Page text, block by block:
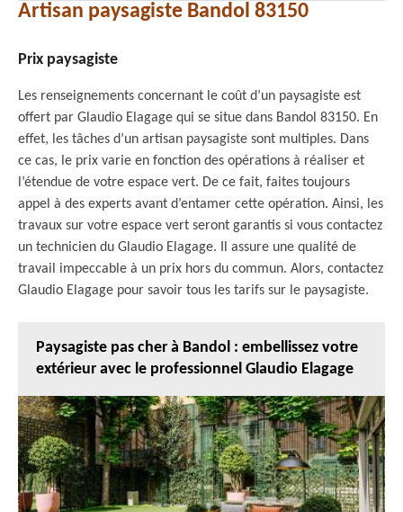
Artisan paysagiste Bandol 83150
Prix paysagiste
Les renseignements concernant le coût d’un paysagiste est
offert par Glaudio Elagage qui se situe dans Bandol 83150. En
effet, les tâches d’un artisan paysagiste sont multiples. Dans
ce cas, le prix varie en fonction des opérations à réaliser et
l’étendue de votre espace vert. De ce fait, faites toujours
appel à des experts avant d’entamer cette opération. Ainsi, les
travaux sur votre espace vert seront garantis si vous contactez
un technicien du Glaudio Elagage. Il assure une qualité de
travail impeccable à un prix hors du commun. Alors, contactez
Glaudio Elagage pour savoir tous les tarifs sur le paysagiste.
Paysagiste pas cher à Bandol : embellissez votre
extérieur avec le professionnel Glaudio Elagage